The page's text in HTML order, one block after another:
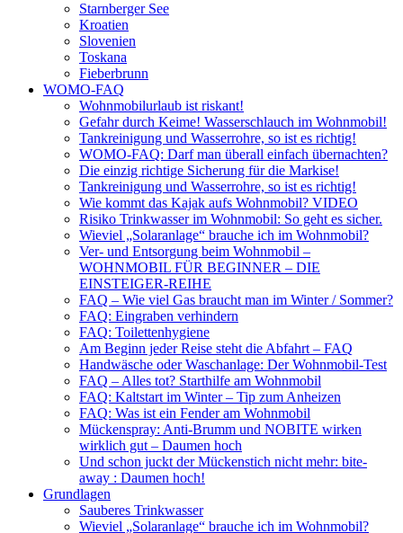
Starnberger See
Kroatien
Slovenien
Toskana
Fieberbrunn
WOMO-FAQ
Wohnmobilurlaub ist riskant!
Gefahr durch Keime! Wasserschlauch im Wohnmobil!
Tankreinigung und Wasserrohre, so ist es richtig!
WOMO-FAQ: Darf man überall einfach übernachten?
Die einzig richtige Sicherung für die Markise!
Tankreinigung und Wasserrohre, so ist es richtig!
Wie kommt das Kajak aufs Wohnmobil? VIDEO
Risiko Trinkwasser im Wohnmobil: So geht es sicher.
Wieviel „Solaranlage“ brauche ich im Wohnmobil?
Ver- und Entsorgung beim Wohnmobil –
WOHNMOBIL FÜR BEGINNER – DIE
EINSTEIGER-REIHE
FAQ – Wie viel Gas braucht man im Winter / Sommer?
FAQ: Eingraben verhindern
FAQ: Toilettenhygiene
Am Beginn jeder Reise steht die Abfahrt – FAQ
Handwäsche oder Waschanlage: Der Wohnmobil-Test
FAQ – Alles tot? Starthilfe am Wohnmobil
FAQ: Kaltstart im Winter – Tip zum Anheizen
FAQ: Was ist ein Fender am Wohnmobil
Mückenspray: Anti-Brumm und NOBITE wirken
wirklich gut – Daumen hoch
Und schon juckt der Mückenstich nicht mehr: bite-
away : Daumen hoch!
Grundlagen
Sauberes Trinkwasser
Wieviel „Solaranlage“ brauche ich im Wohnmobil?